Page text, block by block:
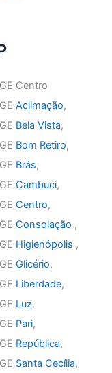
Centro
Aclimação,
Bela Vista,
Bom Retiro,
Brás,
Cambuci,
Centro,
Consolação ,
Higienópolis ,
Glicério,
Liberdade,
Luz,
Pari,
República,
Santa Cecília,